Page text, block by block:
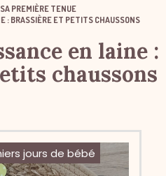
SA PREMIÈRE TENUE
: BRASSIÈRE ET PETITS CHAUSSONS
en laine :
chaussons
jours de bébé